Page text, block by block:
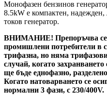
Монофазен бензинов
8.5kW е компактен, надежден,
токов генератор.
ВНИМАНИЕ! Препоръчва се
промишлени потребители в
трифазна, но няма
случай, когато
ще бъде еднофазно,
Когато натоварването се
нормални 3 фази, с 230/400V.